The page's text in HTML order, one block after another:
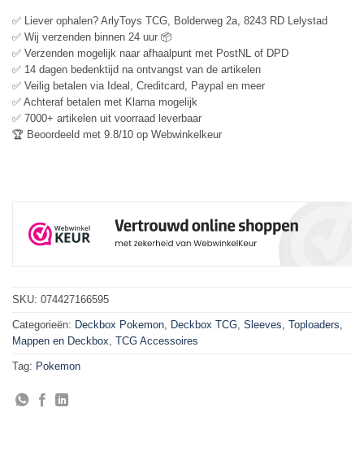
✅ Liever ophalen? ArlyToys TCG, Bolderweg 2a, 8243 RD Lelystad
✅ Wij verzenden binnen 24 uur 📦
✅ Verzenden mogelijk naar afhaalpunt met PostNL of DPD
✅ 14 dagen bedenktijd na ontvangst van de artikelen
✅ Veilig betalen via Ideal, Creditcard, Paypal en meer
✅ Achteraf betalen met Klarna mogelijk
✅ 7000+ artikelen uit voorraad leverbaar
🏆 Beoordeeld met 9.8/10 op Webwinkelkeur
SKU: 074427166595
Categorieën: Deckbox Pokemon, Deckbox TCG, Sleeves, Toploaders,
Mappen en Deckbox, TCG Accessoires
Tag: Pokemon